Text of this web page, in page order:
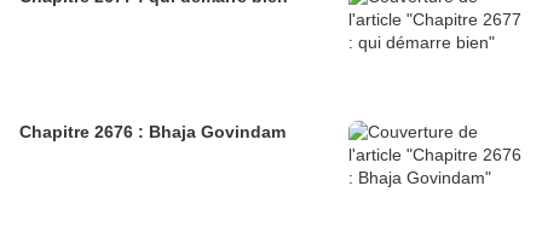
Chapitre 2676 : Bhaja Govindam